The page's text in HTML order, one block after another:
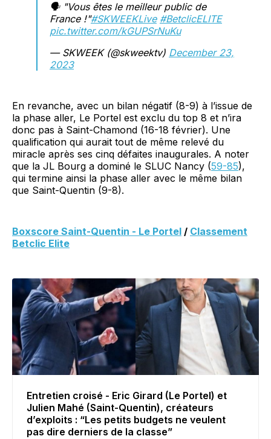
🗣️ "Vous êtes le meilleur public de
France !"#SKWEEKLive #BetclicELITE
pic.twitter.com/kGUPSrNuKu
— SKWEEK (@skweektv) December 23,
2023
En revanche, avec un bilan négatif (8-9) à l’issue de
la phase aller, Le Portel est exclu du top 8 et n’ira
donc pas à Saint-Chamond (16-18 février). Une
qualification qui aurait tout de même relevé du
miracle après ses cinq défaites inaugurales. A noter
que la JL Bourg a dominé le SLUC Nancy (59-85),
qui termine ainsi la phase aller avec le même bilan
que Saint-Quentin (9-8).
Boxscore Saint-Quentin - Le Portel / Classement
Betclic Elite
Entretien croisé - Eric Girard (Le Portel) et
Julien Mahé (Saint-Quentin), créateurs
d’exploits : “Les petits budgets ne veulent
pas dire derniers de la classe”